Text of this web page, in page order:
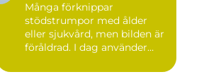
Många förknippar
stödstrumpor med ålder
eller sjukvård, men bilden är
föråldrad. I dag använder